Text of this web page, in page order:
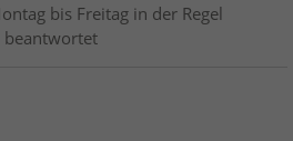
bis Freitag in der Regel
beantwortet